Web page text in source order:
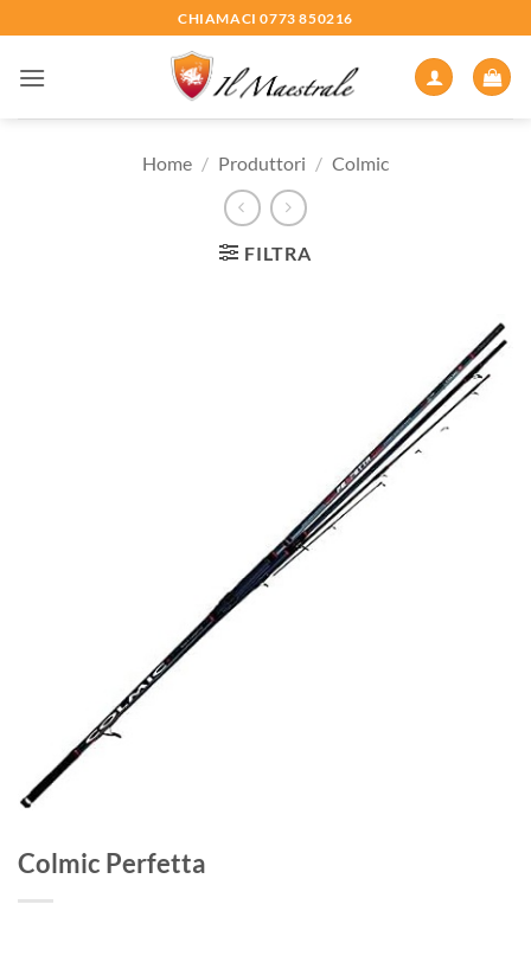
ai
contenuti
CHIAMACI 0773 850216
Home / Produttori / Colmic
FILTRA
Colmic Perfetta